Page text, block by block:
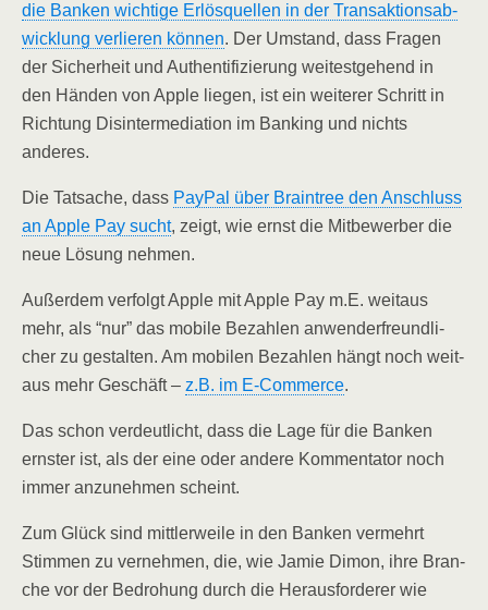
die Ban­ken wich­ti­ge Erlös­quel­len in der Trans­ak­ti­ons­ab­
wick­lung ver­lie­ren kön­nen. Der Umstand, dass Fra­gen
der Sicher­heit und Authen­ti­fi­zie­rung wei­test­ge­hend in
den Hän­den von Apple lie­gen, ist ein wei­te­rer Schritt in
Rich­tung Dis­in­ter­me­dia­ti­on im Ban­king und nichts
anderes.
Die Tat­sa­che, dass Pay­Pal über Brain­tree den Anschluss
an Apple Pay sucht, zeigt, wie ernst die Mit­be­wer­ber die
neue Lösung nehmen.
Außer­dem ver­folgt Apple mit Apple Pay m.E. weit­aus
mehr, als “nur” das mobi­le Bezah­len anwen­der­freund­li­
cher zu gestal­ten. Am mobi­len Bezah­len hängt noch weit­
aus mehr Geschäft – z.B. im E‑Commerce.
Das schon ver­deut­licht, dass die Lage für die Ban­ken
erns­ter ist, als der eine oder ande­re Kom­men­ta­tor noch
immer anzu­neh­men scheint.
Zum Glück sind mitt­ler­wei­le in den Ban­ken ver­mehrt
Stim­men zu ver­neh­men, die, wie Jamie Dimon, ihre Bran­
che vor der Bedro­hung durch die Her­aus­for­de­rer wie